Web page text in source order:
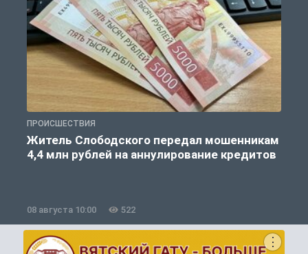
ПРОИСШЕСТВИЯ
Житель Слободского передал мошенникам
4,4 млн рублей на аннулирование кредитов
08 августа 10:00 522